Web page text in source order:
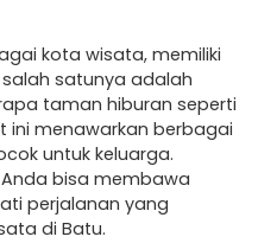
kota wisata, memiliki
satunya adalah
taman hiburan seperti
ini menawarkan berbagai
untuk keluarga.
bisa membawa
perjalanan yang
di Batu.